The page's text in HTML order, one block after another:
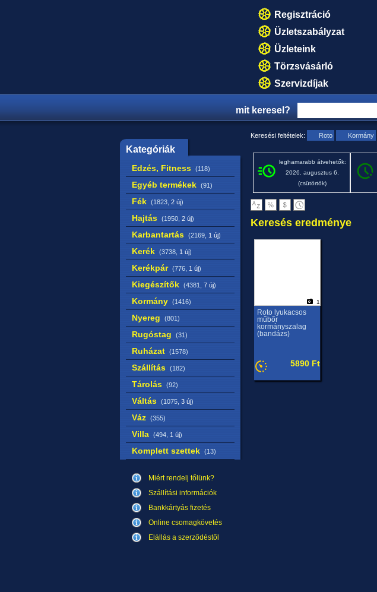
Regisztráció
Üzletszabályzat
Üzleteink
Törzsvásárló
Szervizdíjak
mit keresel?
Kategóriák
Edzés, Fitness (118)
Egyéb termékek (91)
Fék (1823, 2 új)
Hajtás (1950, 2 új)
Karbantartás (2169, 1 új)
Kerék (3738, 1 új)
Kerékpár (776, 1 új)
Kiegészítők (4381, 7 új)
Kormány (1416)
Nyereg (801)
Rugóstag (31)
Ruházat (1578)
Szállítás (182)
Tárolás (92)
Váltás (1075, 3 új)
Váz (355)
Villa (494, 1 új)
Komplett szettek (13)
Miért rendelj tőlünk?
Szállítási információk
Bankkártyás fizetés
Online csomagkövetés
Elállás a szerződéstől
Keresési feltételek: Roto Kormány
leghamarabb átvehetők:
2026. augusztus 6.
(csütörtök)
Keresés eredménye
1
Roto lyukacsos
műbőr
kormányszalag
(bandázs)
5890 Ft